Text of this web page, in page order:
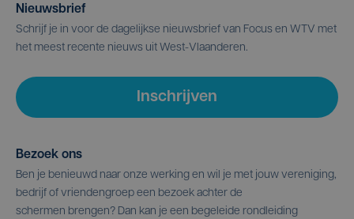
Nieuwsbrief
Schrijf je in voor de dagelijkse nieuwsbrief van Focus en WTV met
het meest recente nieuws uit West-Vlaanderen.
Inschrijven
Bezoek ons
Ben je benieuwd naar onze werking en wil je met jouw vereniging,
bedrijf of vriendengroep een bezoek achter de
schermen brengen? Dan kan je een begeleide rondleiding